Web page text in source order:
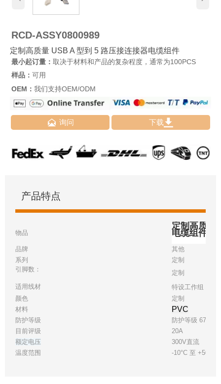
RCD-ASSY0800989
定制高质量 USB A 型到 5 路压接连接器电缆组件
最小起订量： 取决于材料和产品的复杂程度，通常为100PCS
样品： 可用
OEM： 我们支持OEM/ODM
 询问 下载
产品特点
物品
定制高质量
电缆组件
品牌
其他
系列
定制
引脚数：
定制
适用线材
特设工作组 22
颜色
定制
材料
PVC
防护等级
防护等级 67
目前评级
20A
额定电压
300V直流
温度范围
-10°C 至 +50°C